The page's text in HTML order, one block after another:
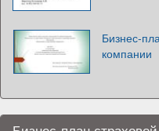
Бизнес-
компании